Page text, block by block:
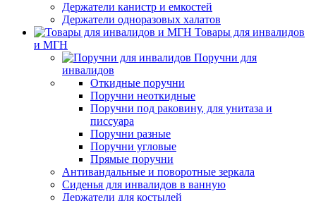
Держатели канистр и емкостей
Держатели одноразовых халатов
Товары для инвалидов
и МГН
Поручни для
инвалидов
Откидные поручни
Поручни неоткидные
Поручни под раковину, для унитаза и
писсуара
Поручни разные
Поручни угловые
Прямые поручни
Антивандальные и поворотные зеркала
Сиденья для инвалидов в ванную
Держатели для костылей